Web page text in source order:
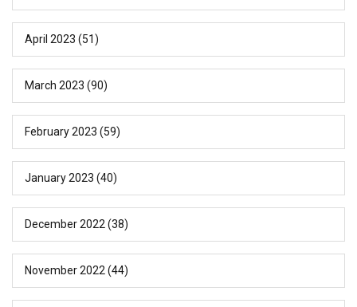
April 2023 (51)
March 2023 (90)
February 2023 (59)
January 2023 (40)
December 2022 (38)
November 2022 (44)